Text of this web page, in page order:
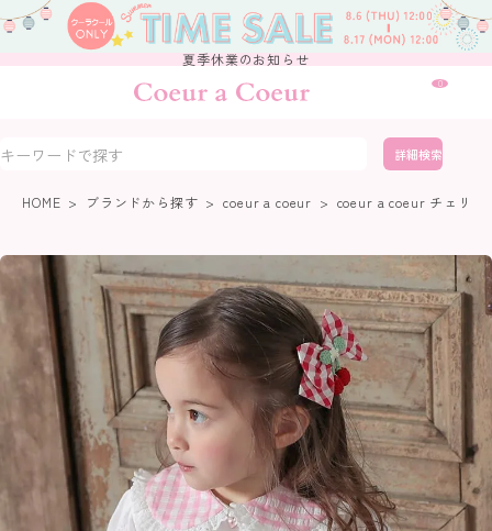
夏季休業のお知らせ
0
詳細検索
HOME ブランドから探す coeur a coeur coeur a coeur チェリー